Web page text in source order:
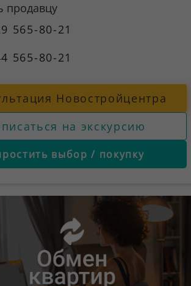
продавцу
565-80-21
565-80-21
Новостройцентра
на экскурсию
выбор / покупку